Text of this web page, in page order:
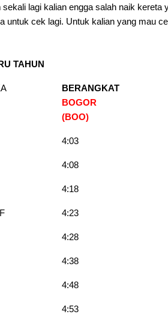
lagi kalian engga salah naik kereta
untuk cek lagi. Untuk kalian yang mau
TAHUN
BERANGKAT
BOGOR
(BOO)
4:03
4:08
4:18
4:23
4:28
4:38
4:48
4:53